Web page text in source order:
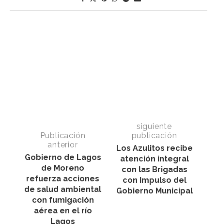
Publicación
anterior
Gobierno de Lagos
de Moreno
refuerza acciones
de salud ambiental
con fumigación
aérea en el río
Lagos
siguiente
publicación
Los Azulitos recibe
atención integral
con las Brigadas
con Impulso del
Gobierno Municipal